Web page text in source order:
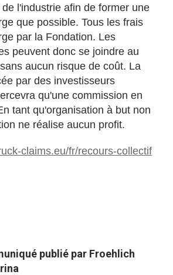
l'industrie afin de former une
que possible. Tous les frais
par la Fondation. Les
peuvent donc se joindre au
aucun risque de coût. La
par des investisseurs
qu'une commission en
tant qu'organisation à but non
ne réalise aucun profit.
claims.eu/fr/recours-collectif
publié par Froehlich